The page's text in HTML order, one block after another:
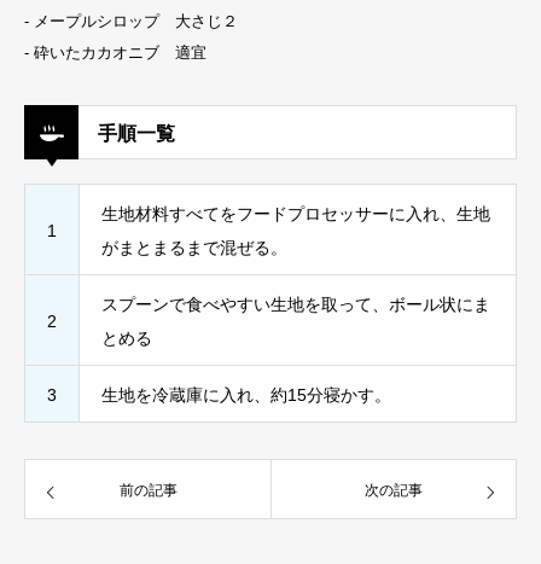
- メープルシロップ 大さじ２
- 砕いたカカオニブ 適宜
手順一覧
1
生地材料すべてをフードプロセッサーに入れ、生地
がまとまるまで混ぜる。
2
スプーンで食べやすい生地を取って、ボール状にま
とめる
3 生地を冷蔵庫に入れ、約15分寝かす。
前の記事 次の記事